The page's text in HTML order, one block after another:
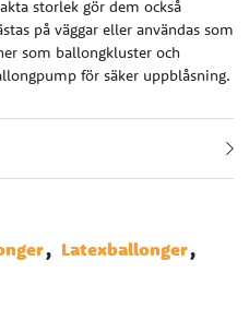
storlek gör dem också
på väggar eller användas som
som ballongkluster och
för säker uppblåsning.
Latexballonger